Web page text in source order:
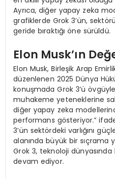
Ayrıca, diğer yapay zeka
grafiklerde Grok 3’ün,
geride bıraktığı öne sürüldü.
Elon Musk’ın
Elon Musk, Birleşik Arap
düzenlenen 2025 Dünya
konuşmada Grok 3’ü
muhakeme yeteneklerine
diğer yapay zeka
performans gösteriyor.”
3’ün sektördeki varlığını
alanında büyük bir sıçrama
Grok 3, teknoloji
devam ediyor.